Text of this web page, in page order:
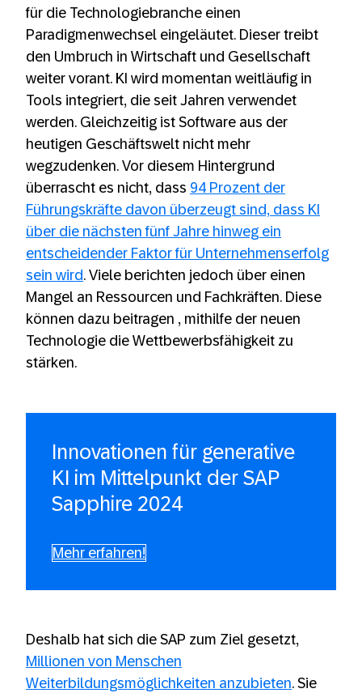
für die Technologiebranche einen
Paradigmenwechsel eingeläutet. Dieser treibt
den Umbruch in Wirtschaft und Gesellschaft
weiter vorant. KI wird momentan weitläufig in
Tools integriert, die seit Jahren verwendet
werden. Gleichzeitig ist Software aus der
heutigen Geschäftswelt nicht mehr
wegzudenken. Vor diesem Hintergrund
überrascht es nicht, dass 94 Prozent der
Führungskräfte davon überzeugt sind, dass KI
über die nächsten fünf Jahre hinweg ein
entscheidender Faktor für Unternehmenserfolg
sein wird. Viele berichten jedoch über einen
Mangel an Ressourcen und Fachkräften. Diese
können dazu beitragen , mithilfe der neuen
Technologie die Wettbewerbsfähigkeit zu
stärken.
Innovationen für generative
KI im Mittelpunkt der SAP
Sapphire 2024
Mehr erfahren!
Deshalb hat sich die SAP zum Ziel gesetzt,
Millionen von Menschen
Weiterbildungsmöglichkeiten anzubieten. Sie